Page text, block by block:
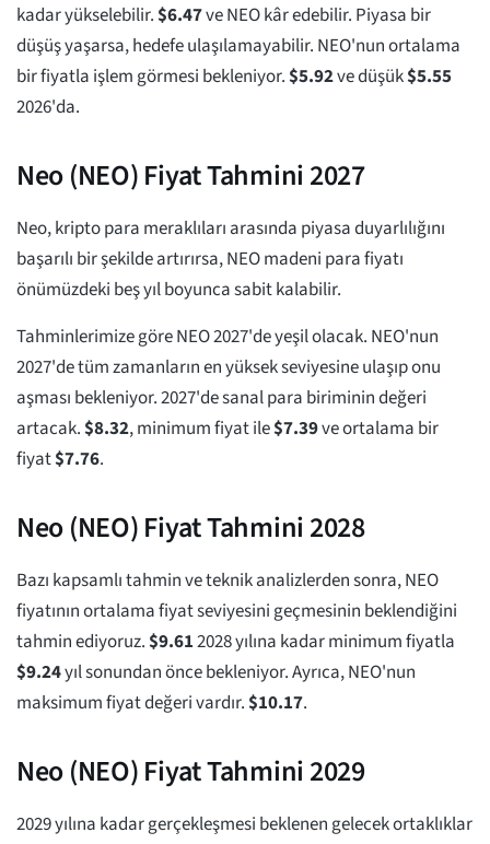
kadar yükselebilir.$6.47ve NEO kâr edebilir. Piyasa bir
düşüş yaşarsa, hedefe ulaşılamayabilir. NEO'nun ortalama
bir fiyatla işlem görmesi bekleniyor.$5.92ve düşük$5.55
2026'da.
Neo (NEO) Fiyat Tahmini 2027
Neo, kripto para meraklıları arasında piyasa duyarlılığını
başarılı bir şekilde artırırsa, NEO madeni para fiyatı
önümüzdeki beş yıl boyunca sabit kalabilir.
Tahminlerimize göre NEO 2027'de yeşil olacak. NEO'nun
2027'de tüm zamanların en yüksek seviyesine ulaşıp onu
aşması bekleniyor. 2027'de sanal para biriminin değeri
artacak.$8.32, minimum fiyat ile$7.39ve ortalama bir
fiyat$7.76.
Neo (NEO) Fiyat Tahmini 2028
Bazı kapsamlı tahmin ve teknik analizlerden sonra, NEO
fiyatının ortalama fiyat seviyesini geçmesinin beklendiğini
tahmin ediyoruz.$9.612028 yılına kadar minimum fiyatla
$9.24yıl sonundan önce bekleniyor. Ayrıca, NEO'nun
maksimum fiyat değeri vardır.$10.17.
Neo (NEO) Fiyat Tahmini 2029
2029 yılına kadar gerçekleşmesi beklenen gelecek ortaklıklar